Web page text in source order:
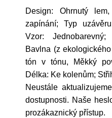
Design: Ohrnutý
zapínání; Typ
Vzor: Jednobarevný;
Bavlna (z
tón v tónu, Měkký
Délka: Ke kolenům;
Neustále
dostupnosti. Naše
prozákaznický přístup.